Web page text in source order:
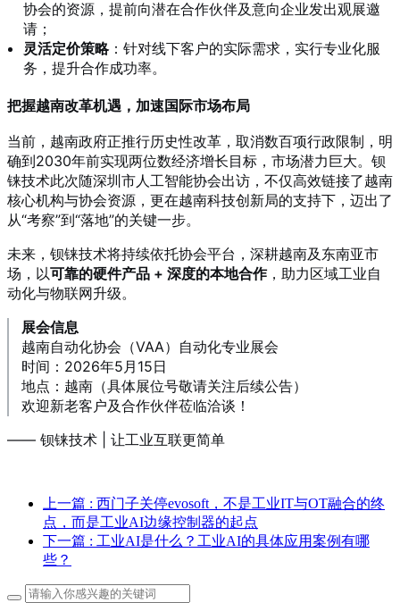
协会的资源，提前向潜在合作伙伴及意向企业发出观展邀
请；
灵活定价策略：针对线下客户的实际需求，实行专业化服
务，提升合作成功率。
把握越南改革机遇，加速国际市场布局
当前，越南政府正推行历史性改革，取消数百项行政限制，明
确到2030年前实现两位数经济增长目标，市场潜力巨大。钡
铼技术此次随深圳市人工智能协会出访，不仅高效链接了越南
核心机构与协会资源，更在越南科技创新局的支持下，迈出了
从“考察”到“落地”的关键一步。
未来，钡铼技术将持续依托协会平台，深耕越南及东南亚市
场，以可靠的硬件产品 + 深度的本地合作，助力区域工业自
动化与物联网升级。
展会信息
越南自动化协会（VAA）自动化专业展会
时间：2026年5月15日
地点：越南（具体展位号敬请关注后续公告）
欢迎新老客户及合作伙伴莅临洽谈！
—— 钡铼技术 | 让工业互联更简单
上一篇 : 西门子关停evosoft，不是工业IT与OT融合的终
点，而是工业AI边缘控制器的起点
下一篇 : 工业AI是什么？工业AI的具体应用案例有哪
些？